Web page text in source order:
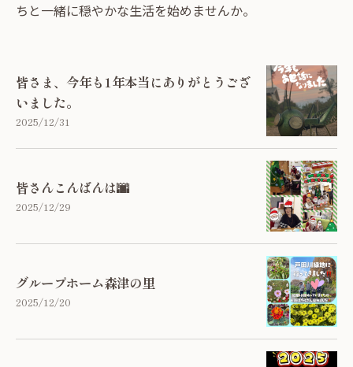
ちと一緒に穏やかな生活を始めませんか。
皆さま、今年も1年本当にありがとうござ
いました。
2025/12/31
皆さんこんばんは🌆
2025/12/29
グループホーム森津の里
2025/12/20